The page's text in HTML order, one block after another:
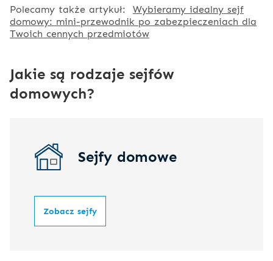
Polecamy także artykuł: Wybieramy idealny sejf
domowy: mini-przewodnik po zabezpieczeniach dla
Twoich cennych przedmiotów
Jakie są rodzaje sejfów
domowych?
Sejfy domowe
Zobacz sejfy